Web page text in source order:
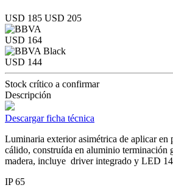
USD 185 USD 205
USD 164
USD 144
Stock crítico a confirmar
Descripción
Descargar ficha técnica
Luminaria exterior asimétrica de aplicar
cálido, construída en aluminio terminación
madera, incluye driver integrado y LED
IP 65